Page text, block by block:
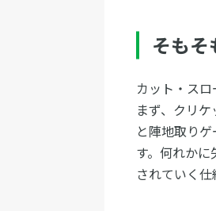
そもそ
カット・ス
まず、クリ
と陣地取り
す。何れか
されていく仕